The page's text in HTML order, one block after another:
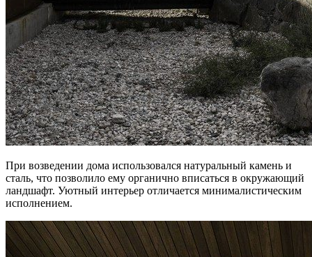
При возведении дома использовался натуральный камень и
сталь, что позволило ему органично вписаться в окружающий
ландшафт. Уютный интерьер отличается минималистическим
исполнением.